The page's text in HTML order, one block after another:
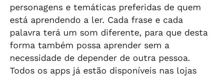
personagens e temáticas preferidas de quem
está aprendendo a ler. Cada frase e cada
palavra terá um som diferente, para que desta
forma também possa aprender sem a
necessidade de depender de outra pessoa.
Todos os apps já estão disponíveis nas lojas